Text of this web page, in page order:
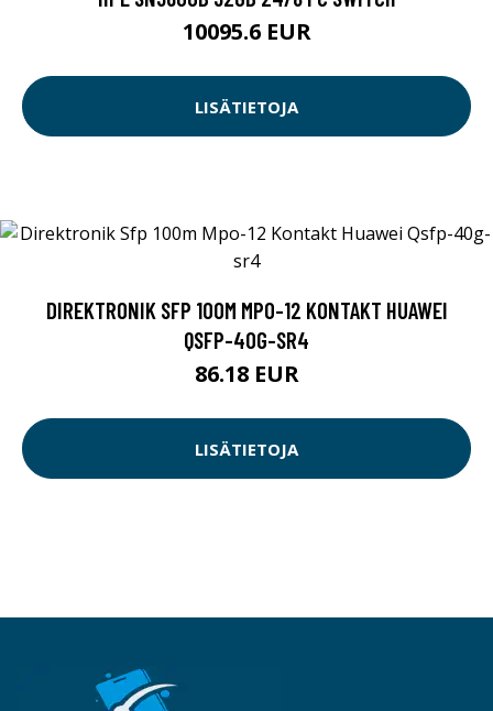
10095.6 EUR
LISÄTIETOJA
DIREKTRONIK SFP 100M MPO-12 KONTAKT HUAWEI
QSFP-40G-SR4
86.18 EUR
LISÄTIETOJA